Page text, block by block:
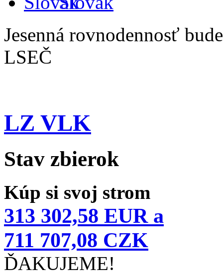
Jesenná rovnodennosť
LSEČ
LZ VLK
Stav zbierok
Kúp si svoj strom
313 302,58 EUR a
711 707,08 CZK
ĎAKUJEME!